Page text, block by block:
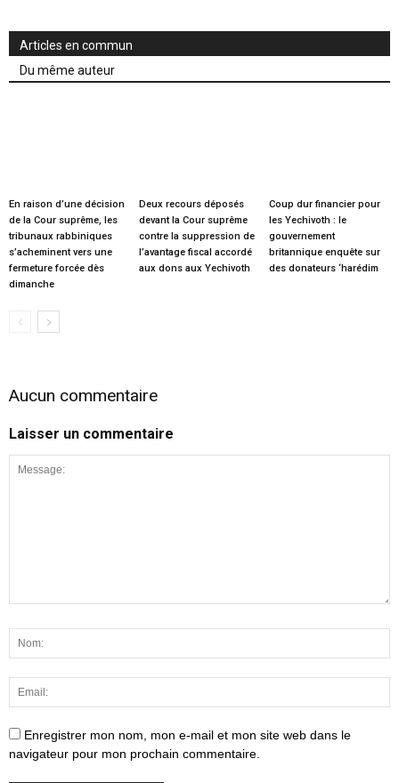
Articles en commun
Du même auteur
En raison d’une décision
de la Cour suprême, les
tribunaux rabbiniques
s’acheminent vers une
fermeture forcée dès
dimanche
Deux recours déposés
devant la Cour suprême
contre la suppression de
l’avantage fiscal accordé
aux dons aux Yechivoth
Coup dur financier pour
les Yechivoth : le
gouvernement
britannique enquête sur
des donateurs ‘harédim
Aucun commentaire
Laisser un commentaire
Enregistrer mon nom, mon e-mail et mon site web dans le
navigateur pour mon prochain commentaire.